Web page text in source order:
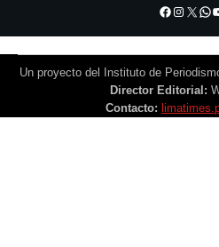
Facebook
X
Un proyecto del Instituto de
Director Editorial:
Contacto: